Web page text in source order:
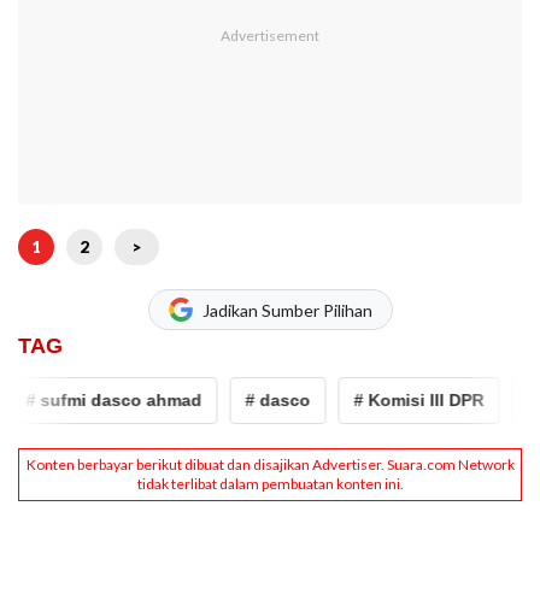
1 2 >
Jadikan Sumber Pilihan
TAG
sufmi dasco ahmad # dasco # Komisi III DPR